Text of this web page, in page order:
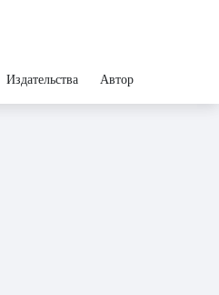
Издательства Авторы